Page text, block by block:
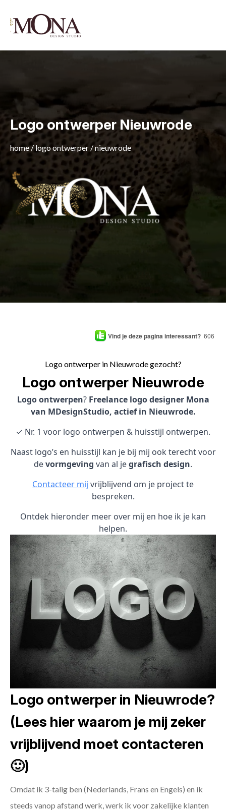
Logo ontwerper Nieuwrode
home/ logo ontwerper /nieuwrode
Vind je deze pagina interessant? 606
Logo ontwerper in Nieuwrode gezocht?
Logo ontwerper Nieuwrode
Logo ontwerpen? Freelance logo designer Mona
van MDesignStudio, actief in Nieuwrode.
✓ Nr. 1 voor logo ontwerpen & huisstijl ontwerpen.
Naast logo’s en huisstijl kan je bij mij ook terecht voor
devormgeving van al jegrafisch design.
Contacteer mij vrijblijvend om je project te
bespreken.
Ontdek hieronder meer over mij en hoe ik je kan
helpen.
Logo ontwerper in Nieuwrode?
(Lees hier waarom je mij zeker
vrijblijvend moet contacteren
🙂)
Omdat ik 3-talig ben (Nederlands, Frans en Engels) en ik
steeds vanop afstand werk, werk ik voor zakelijke klanten